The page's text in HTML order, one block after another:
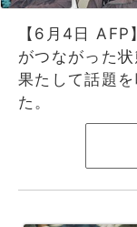
【6月4日 AFP
がつながった
果たして話題
た。